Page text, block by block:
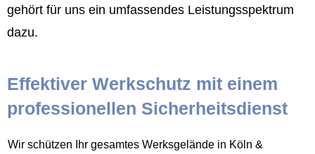
gehört für uns ein umfassendes Leistungsspektrum
dazu.
Effektiver Werkschutz mit einem
professionellen Sicherheitsdienst
Wir schützen Ihr gesamtes Werksgelände in Köln &